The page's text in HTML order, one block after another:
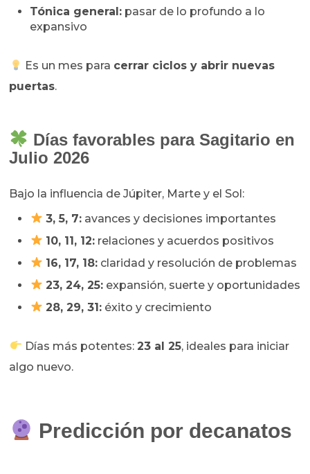
Tónica general: pasar de lo profundo a lo
expansivo
Es un mes para cerrar ciclos y abrir nuevas
puertas.
Días favorables para Sagitario en
Julio 2026
Bajo la influencia de Júpiter, Marte y el Sol:
3, 5, 7:avances y decisiones importantes
10, 11, 12:relaciones y acuerdos positivos
16, 17, 18:claridad y resolución de problemas
23, 24, 25:expansión, suerte y oportunidades
28, 29, 31:éxito y crecimiento
Días más potentes: 23 al 25, ideales para iniciar
algo nuevo.
Predicción por decanatos